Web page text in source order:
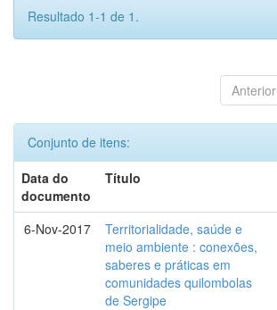
Resultado 1-1 de 1.
Anterior
Conjunto de itens:
Data do
documento
Título
6-Nov-2017
Territorialidade, saúde e
meio ambiente : conexões,
saberes e práticas em
comunidades quilombolas
de Sergipe